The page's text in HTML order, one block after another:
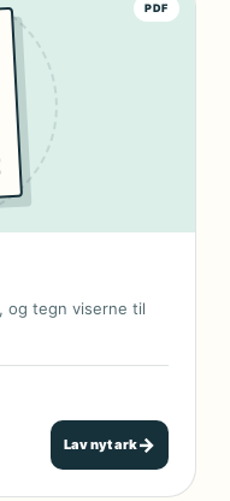
PDF
og tegn viserne til
Lav nyt ark→